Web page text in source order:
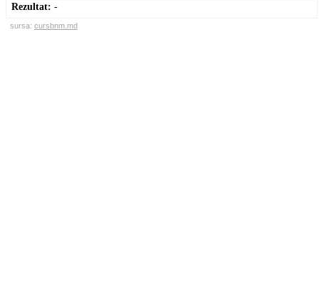
Rezultat: -
sursa: cursbnm.md